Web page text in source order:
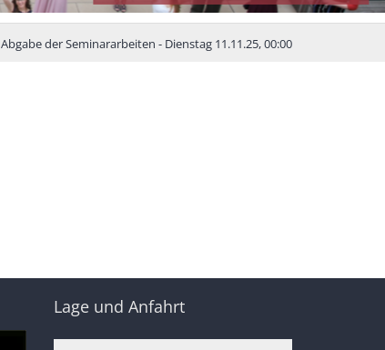
Abgabe der Seminararbeiten - Dienstag 11.11.25, 00:00
Lage und Anfahrt